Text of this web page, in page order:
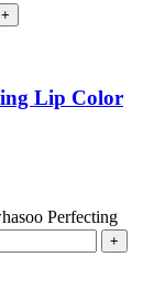
Lip Color
Perfecting